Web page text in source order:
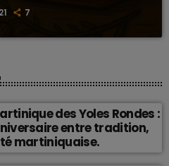
7
des Yoles Rondes :
entre tradition,
martiniquaise.